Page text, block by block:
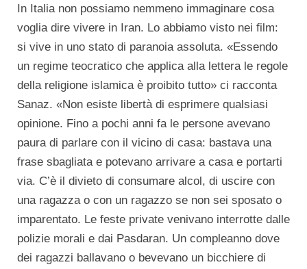
In Italia non possiamo nemmeno immaginare cosa
voglia dire vivere in Iran. Lo abbiamo visto nei film:
si vive in uno stato di paranoia assoluta. «Essendo
un regime teocratico che applica alla lettera le regole
della religione islamica è proibito tutto» ci racconta
Sanaz. «Non esiste libertà di esprimere qualsiasi
opinione. Fino a pochi anni fa le persone avevano
paura di parlare con il vicino di casa: bastava una
frase sbagliata e potevano arrivare a casa e portarti
via. C’è il divieto di consumare alcol, di uscire con
una ragazza o con un ragazzo se non sei sposato o
imparentato. Le feste private venivano interrotte dalle
polizie morali e dai Pasdaran. Un compleanno dove
dei ragazzi ballavano o bevevano un bicchiere di